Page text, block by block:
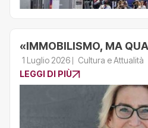
«IMMOBILISMO, MA
1 Luglio 2026
Cultura e Attualità
LEGGI DI PIÙ